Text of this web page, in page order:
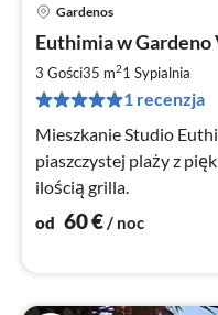
Gardenos
Euthimia w
3 Gości35 m21 Sypialnia
1 recenzja
Mieszkanie Studio
piaszczystej plaży z
ilością grilla.
od 60€/ noc